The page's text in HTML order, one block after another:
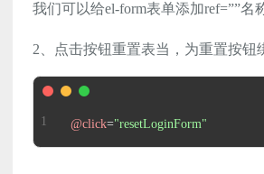
React
我们可以给el-form表单添加ref=””名
2、点击按钮重置表当，为重置按钮
@click="resetLoginForm"